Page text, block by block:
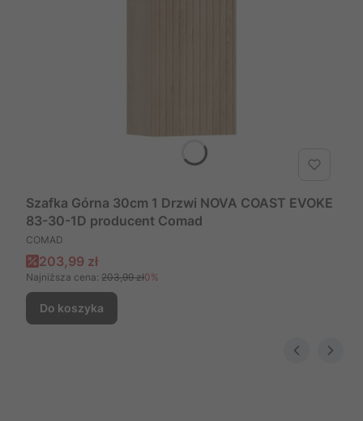
Szafka Górna 30cm 1 Drzwi NOVA COAST EVOKE
83-30-1D producent Comad
PRODUCENT
COMAD
Cena promocyjna
203,99 zł
Najniższa cena: 203,99 zł0%
Do koszyka